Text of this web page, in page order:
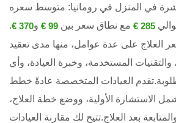
في المنزل في رومانيا: متوسط ​​سعره
285 € مع نطاق سعر بين 99 € و370 €
.
العلاج على عدة عوامل، منها مدى تعقيد
والتقنيات المستخدمة، وخبرة العيادة، وأي
العيادات المتخصصة عادةً خطط
الاستشارة الأولية، ووضع خطة العلاج،
بعد العلاج.تتيح لك مقارنة العيادات